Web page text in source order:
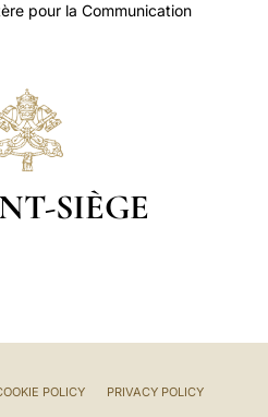
pour la Communication
SIÈGE
POLICY PRIVACY POLICY